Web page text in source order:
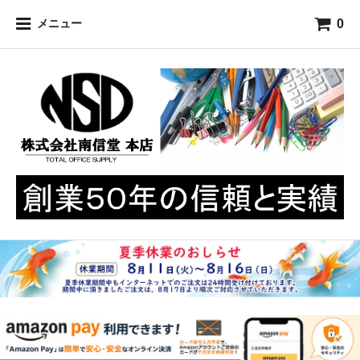
メニュー 0